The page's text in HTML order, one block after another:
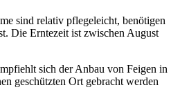
sind relativ pflegeleicht, benötigen
Die Erntezeit ist zwischen August
sich der Anbau von Feigen in
geschützten Ort gebracht werden